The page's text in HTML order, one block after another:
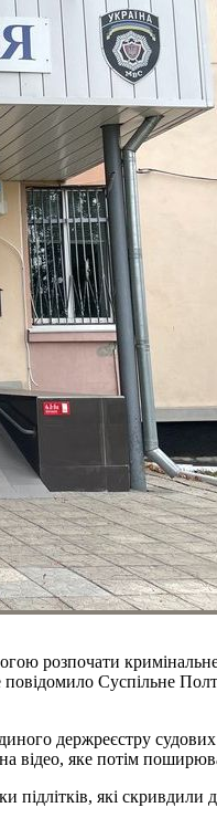
розпочати
повідомило Суспільне
держреєстру
відео, яке потім
підлітків, які